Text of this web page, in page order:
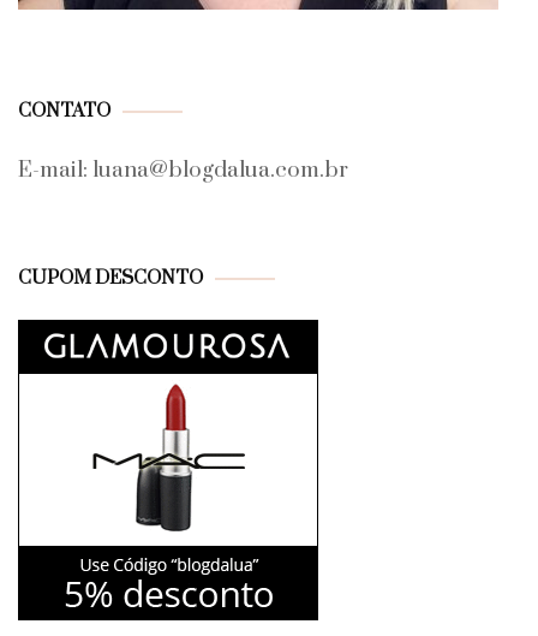
CONTATO
E-mail: luana@blogdalua.com.br
CUPOM DESCONTO